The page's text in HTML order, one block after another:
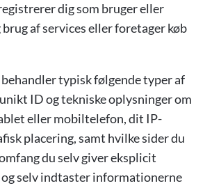
dig som bruger eller
af services eller foretager køb
typisk følgende typer af
ID og tekniske oplysninger om
eller mobiltelefon, dit IP-
placering, samt hvilke sider du
du selv giver eksplicit
selv indtaster informationerne